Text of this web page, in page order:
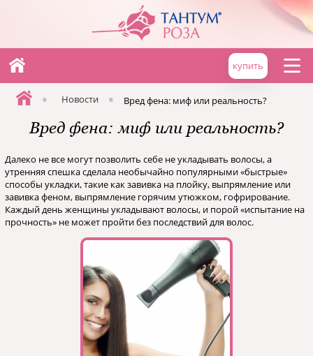
купить
• Новости • Вред фена: миф или реальность?
Вред фена: миф или реальность?
Далеко не все могут позволить себе не укладывать волосы, а
утренняя спешка сделала необычайно популярными «быстрые»
способы укладки, такие как завивка на плойку, выпрямление или
завивка феном, выпрямление горячим утюжком, гофрирование.
Каждый день женщины укладывают волосы, и порой «испытание на
прочность» не может пройти без последствий для волос.